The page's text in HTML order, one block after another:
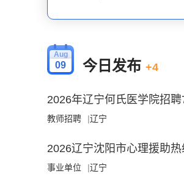
河南
山东
今日：0
甘肃
今日：0
Aug
09 今日发布 +4
2026年辽宁何氏医学院招聘
教师招聘 |辽宁
2026辽宁沈阳市心理援助
事业单位 |辽宁